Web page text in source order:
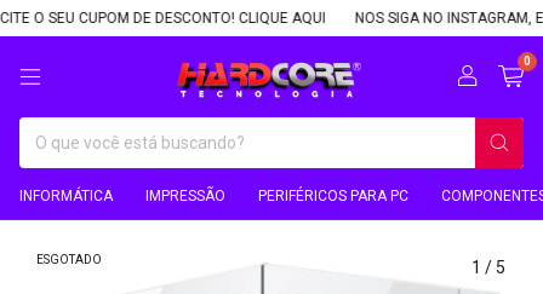
O SEU CUPOM DE DESCONTO! CLIQUE AQUI NOS SIGA NO INSTAGRAM, E
0
INFORMÁTICA IMPRESSÃO PERIFÉRICOS PARA PC
ESGOTADO 1 / 5